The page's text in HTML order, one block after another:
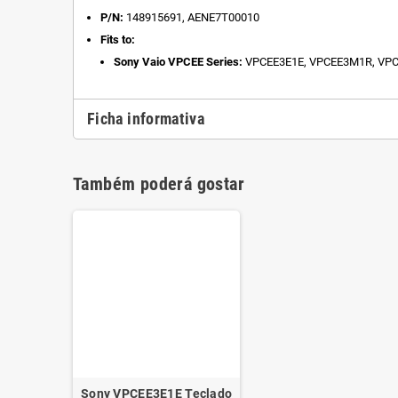
P/N: 148915691, AENE7T00010
Fits to:
Sony Vaio VPCEE Series: VPCEE3E1E, VPCEE3M1R,
Ficha informativa
Também poderá gostar
Sony VPCEE3E1E Teclado